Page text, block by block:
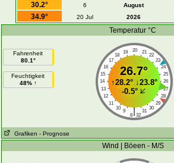
30.2°
6 August
34.9°
20 Jul 2026
Temperatur °C
Fahrenheit
80.1°
Feuchtigkeit
48% ↑
20
19 21
18
22
17
23
16
24
15
25
14
26
13
27
12
28
11
29
10
30
9 31
|
8 32
26.7°
↑28.2°↓23.8°
-0.5°
Grafiken - Prognose
Wind | Böeen - M/S